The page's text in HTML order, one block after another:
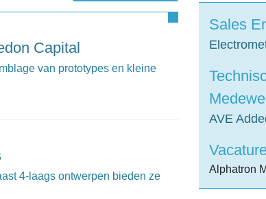
Capital
van prototypes en kleine
4-laags ontwerpen bieden ze
Sales
AVE
Alphatron